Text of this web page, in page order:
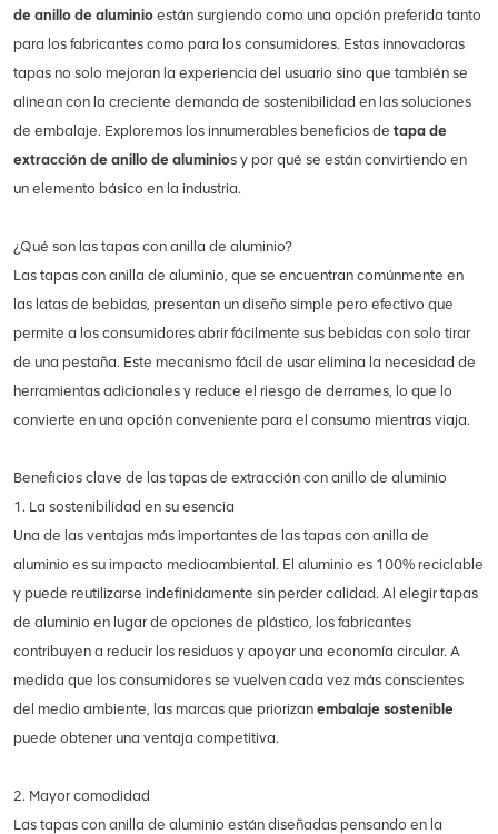
de anillo de aluminio están surgiendo como una opción preferida tanto
para los fabricantes como para los consumidores. Estas innovadoras
tapas no solo mejoran la experiencia del usuario sino que también se
alinean con la creciente demanda de sostenibilidad en las soluciones
de embalaje. Exploremos los innumerables beneficios de tapa de
extracción de anillo de aluminios y por qué se están convirtiendo en
un elemento básico en la industria.
¿Qué son las tapas con anilla de aluminio?
Las tapas con anilla de aluminio, que se encuentran comúnmente en
las latas de bebidas, presentan un diseño simple pero efectivo que
permite a los consumidores abrir fácilmente sus bebidas con solo tirar
de una pestaña. Este mecanismo fácil de usar elimina la necesidad de
herramientas adicionales y reduce el riesgo de derrames, lo que lo
convierte en una opción conveniente para el consumo mientras viaja.
Beneficios clave de las tapas de extracción con anillo de aluminio
1. La sostenibilidad en su esencia
Una de las ventajas más importantes de las tapas con anilla de
aluminio es su impacto medioambiental. El aluminio es 100% reciclable
y puede reutilizarse indefinidamente sin perder calidad. Al elegir tapas
de aluminio en lugar de opciones de plástico, los fabricantes
contribuyen a reducir los residuos y apoyar una economía circular. A
medida que los consumidores se vuelven cada vez más conscientes
del medio ambiente, las marcas que priorizan embalaje sostenible
puede obtener una ventaja competitiva.
2. Mayor comodidad
Las tapas con anilla de aluminio están diseñadas pensando en la